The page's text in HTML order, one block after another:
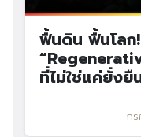
ฟื้นดิน ฟื้นโลก
ที่ไม่ใช่แค่ยั่ง
ก